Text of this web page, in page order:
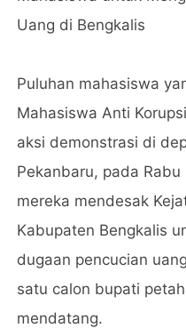
Uang di Bengkalis
Puluhan mahasiswa
Mahasiswa Anti
aksi demonstrasi di
Pekanbaru, pada Rabu
mereka mendesak
Kabupaten Bengkalis
dugaan pencucian
satu calon bupati
mendatang.